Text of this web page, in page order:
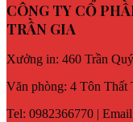
CÔNG TY CỔ
TRẦN GIA
Xưởng in: 460 Trần
Văn phòng: 4 Tôn
Tel: 0982366770 |